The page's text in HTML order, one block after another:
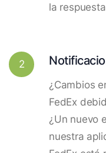
la
2
¿Cambios
FedEx
¿Un nuevo
nuestra